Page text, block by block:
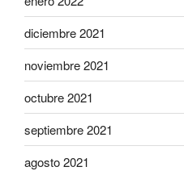
diciembre 2021
noviembre 2021
octubre 2021
septiembre 2021
agosto 2021